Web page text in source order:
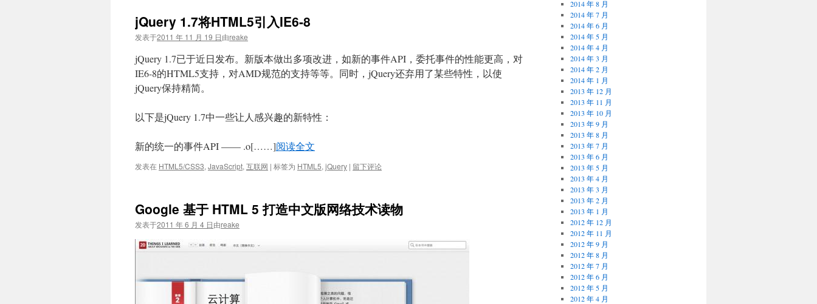
jQuery 1.7将HTML5引入IE6-8
发表于2011 年 11 月 19 日由reake
jQuery 1.7已于近日发布。新版本做出多项改进，如新的事件API，委托事件的性能更高，对
IE6-8的HTML5支持，对AMD规范的支持等等。同时，jQuery还弃用了某些特性，以使
jQuery保持精简。
以下是jQuery 1.7中一些让人感兴趣的新特性：
新的统一的事件API —— .o[……]阅读全文
发表在 HTML5/CSS3, JavaScript, 互联网 | 标签为 HTML5, jQuery | 留下评论
Google 基于 HTML 5 打造中文版网络技术读物
发表于2011 年 6 月 4 日由reake
2014 年 8 月
2014 年 7 月
2014 年 6 月
2014 年 5 月
2014 年 4 月
2014 年 3 月
2014 年 2 月
2014 年 1 月
2013 年 12 月
2013 年 11 月
2013 年 10 月
2013 年 9 月
2013 年 8 月
2013 年 7 月
2013 年 6 月
2013 年 5 月
2013 年 4 月
2013 年 3 月
2013 年 2 月
2013 年 1 月
2012 年 12 月
2012 年 11 月
2012 年 9 月
2012 年 8 月
2012 年 7 月
2012 年 6 月
2012 年 5 月
2012 年 4 月